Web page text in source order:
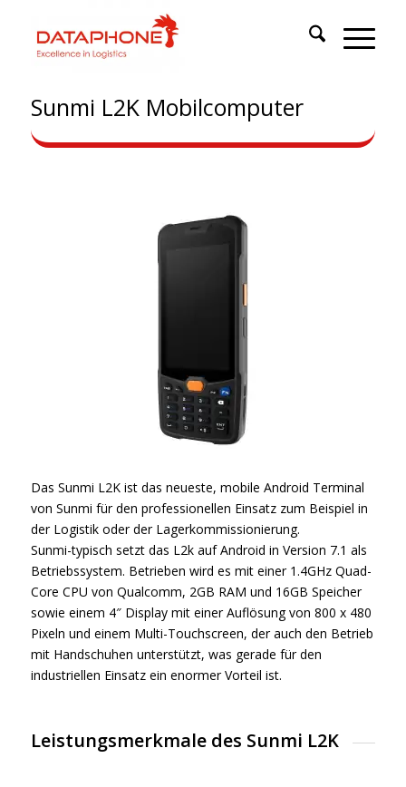
Sunmi L2K Mobilcomputer
Das Sunmi L2K ist das neueste, mobile Android Terminal
von Sunmi für den professionellen Einsatz zum Beispiel in
der Logistik oder der Lagerkommissionierung.
Sunmi-typisch setzt das L2k auf Android in Version 7.1 als
Betriebssystem. Betrieben wird es mit einer 1.4GHz Quad-
Core CPU von Qualcomm, 2GB RAM und 16GB Speicher
sowie einem 4″ Display mit einer Auflösung von 800 x 480
Pixeln und einem Multi-Touchscreen, der auch den Betrieb
mit Handschuhen unterstützt, was gerade für den
industriellen Einsatz ein enormer Vorteil ist.
Leistungsmerkmale des Sunmi L2K